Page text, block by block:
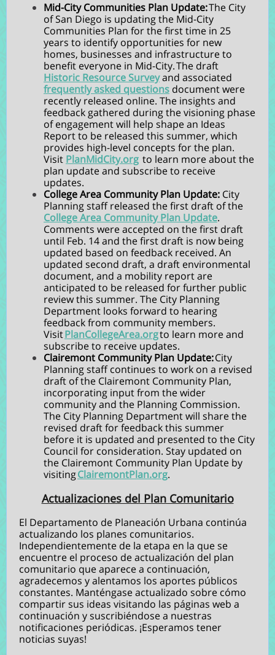
Mid-City Communities Plan Update:The City
of San Diego is updating the Mid-City
Communities Plan for the first time in 25
years to identify opportunities for new
homes, businesses and infrastructure to
benefit everyone in Mid-City.The draft
Historic Resource Surveyand associated
frequently asked questions document were
recently released online. The insights and
feedback gathered during the visioning phase
of engagement will help shape an Ideas
Report to be released this summer, which
provides high-level concepts for the plan.
Visit PlanMidCity.org to learn more about the
plan update and subscribe to receive
updates.
College Area Community Plan Update: City
Planning staff released the first draft of the
College Area Community Plan Update.
Comments were accepted on the first draft
until Feb. 14 and the first draft is now being
updated based on feedback received. An
updated second draft, a draft environmental
document, and a mobility report are
anticipated to be released for further public
review this summer. The City Planning
Department looks forward to hearing
feedback from community members.
VisitPlanCollegeArea.orgto learn more and
subscribe to receive updates.
Clairemont Community Plan Update:City
Planning staff continues to work on a revised
draft of the Clairemont Community Plan,
incorporating input from the wider
community and the Planning Commission.
The City Planning Department will share the
revised draft for feedback this summer
before it is updated and presented to the City
Council for consideration. Stay updated on
the Clairemont Community Plan Update by
visitingClairemontPlan.org.
Actualizaciones del Plan Comunitario
El Departamento de Planeación Urbana continúa
actualizando los planes comunitarios.
Independientemente de la etapa en la que se
encuentre el proceso de actualización del plan
comunitario que aparece a continuación,
agradecemos y alentamos los aportes públicos
constantes. Manténgase actualizado sobre cómo
compartir sus ideas visitando las páginas web a
continuación y suscribiéndose a nuestras
notificaciones periódicas. ¡Esperamos tener
noticias suyas!